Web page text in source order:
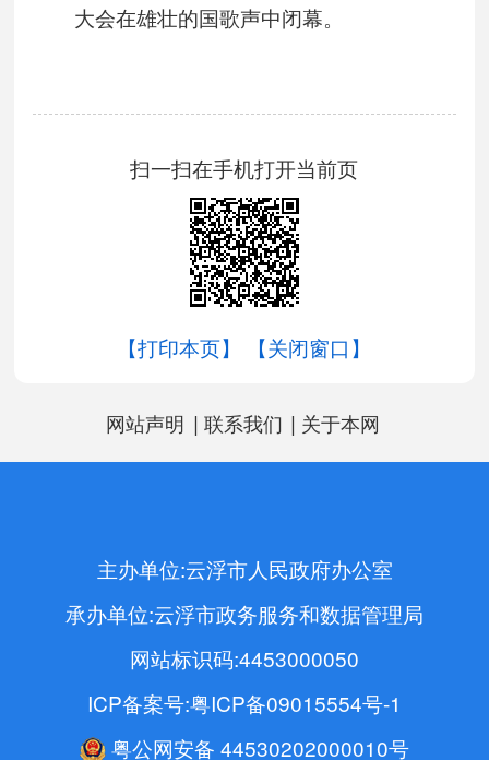
大会在雄壮的国歌声中闭幕。
扫一扫在手机打开当前页
【打印本页】 【关闭窗口】
网站声明 | 联系我们 | 关于本网
主办单位:云浮市人民政府办公室
承办单位:云浮市政务服务和数据管理局
网站标识码:4453000050
ICP备案号:粤ICP备09015554号-1
粤公网安备 44530202000010号